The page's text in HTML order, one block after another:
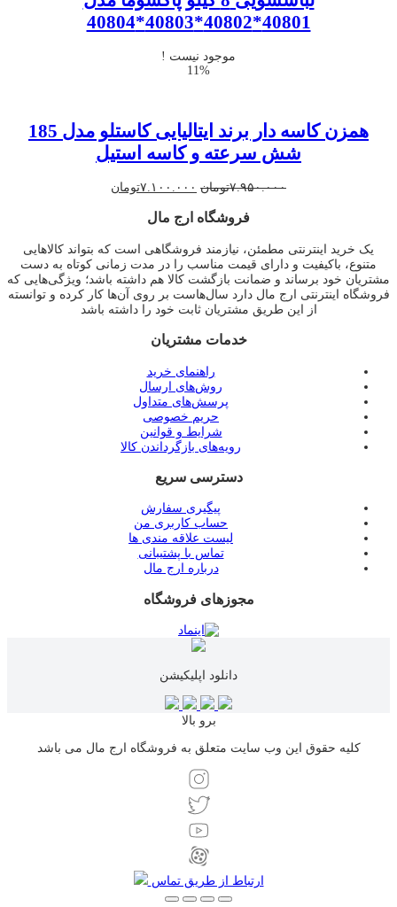
40801*40802*40803*40804
موجود نیست !
11%
همزن کاسه دار برند ایتالیایی کاستلو مدل 185
شش سرعته و کاسه استیل
۷.۹۵۰.۰۰۰تومان قیمت
۷.۱۰۰.۰۰۰تومان
فروشگاه ارج مال
یک خرید اینترنتی مطمئن، نیازمند فروشگاهی است که بتواند کالاهایی
متنوع، باکیفیت و دارای قیمت مناسب را در مدت زمانی کوتاه به دست
مشتریان خود برساند و ضمانت بازگشت کالا هم داشته باشد؛ ویژگی‌هایی که
فروشگاه اینترنتی ارج مال دارد سال‌هاست بر روی آن‌ها کار کرده و توانسته
از این طریق مشتریان ثابت خود را داشته باشد
خدمات مشتریان
راهنمای خرید
روش‌های ارسال
پرسش‌های متداول
حریم خصوصی
شرایط و قوانین
رویه‌های بازگرداندن کالا
دسترسی سریع
پیگیری سفارش
حساب کاربری من
لیست علاقه مندی ها
تماس با پشتیبانی
درباره ارج مال
مجوزهای فروشگاه
دانلود اپلیکیشن
برو بالا
کلیه حقوق این وب سایت متعلق به فروشگاه ارج مال می باشد
ارتباط از طریق تماس